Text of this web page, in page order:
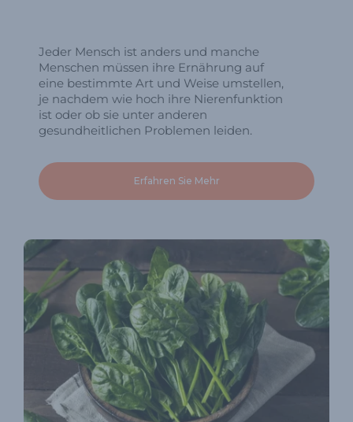
Jeder Mensch ist anders und manche
Menschen müssen ihre Ernährung auf
eine bestimmte Art und Weise umstellen,
je nachdem wie hoch ihre Nierenfunktion
ist oder ob sie unter anderen
gesundheitlichen Problemen leiden.
Erfahren Sie Mehr